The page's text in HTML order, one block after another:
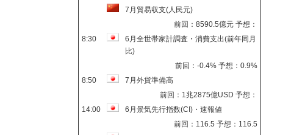
7月貿易収支(人民元)
前回：8590.5億元 予想：
8:30
6月全世帯家計調査・消費支出(前年同月
比)
前回：-0.4% 予想：0.9%
8:50
7月外貨準備高
前回：1兆2875億USD 予想：
14:00
6月景気先行指数(CI)・速報値
前回：116.5 予想：116.5